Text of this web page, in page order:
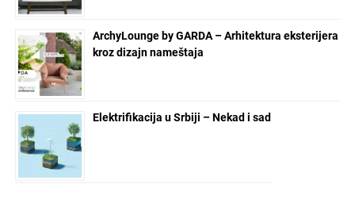
ArchyLounge by GARDA – Arhitektura eksterijera
kroz dizajn nameštaja
Elektrifikacija u Srbiji – Nekad i sad